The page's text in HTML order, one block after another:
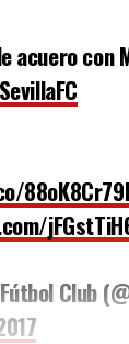
acuero con
Club